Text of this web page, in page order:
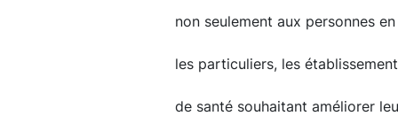
non seulement aux personnes
les particuliers, les
de santé souhaitant améliorer